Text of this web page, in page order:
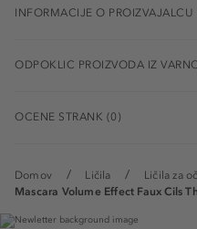
Domov Ličila Ličila za
Mascara Volume Effect Faux Cils
INFORMACIJE O PROIZVAJALCU
ODPOKLIC PROIZVODA IZ
OCENE STRANK (0)